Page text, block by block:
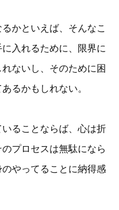
かといえば、そんなこ
入れるために、限界に
ないし、そのために困
るかもしれない。
ることならば、心は折
プロセスは無駄になら
やってることに納得感